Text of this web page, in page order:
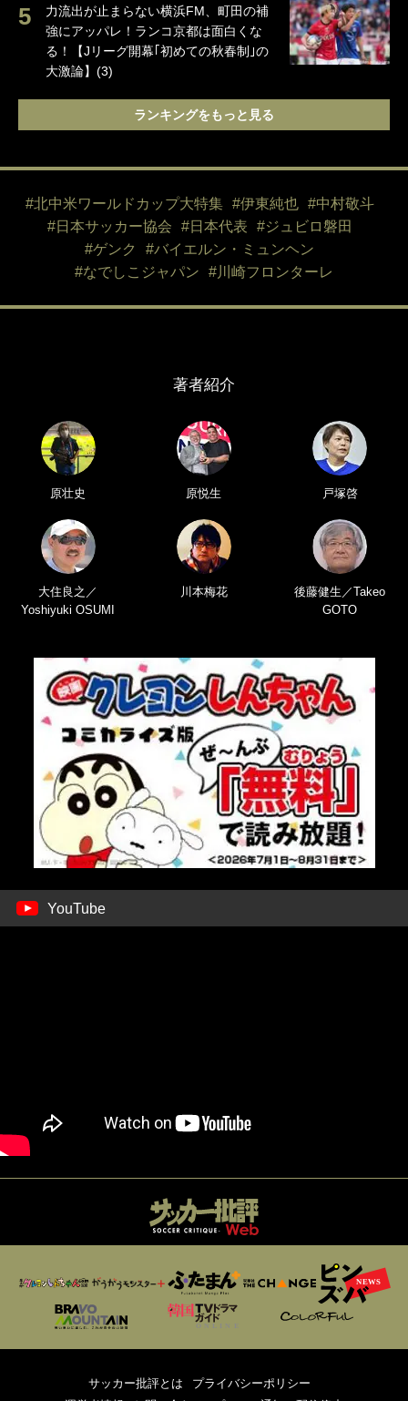
力流出が止まらない横浜FM、町田の補
強にアッパレ！ランコ京都は面白くな
る！【Jリーグ開幕｢初めての秋春制｣の
大激論】(3)
ランキングをもっと見る
#北中米ワールドカップ大特集 #伊東純也
#中村敬斗
#日本サッカー協会
#日本代表
#ジュビロ磐田
#ゲンク
#バイエルン・ミュンヘン
#なでしこジャパン
#川崎フロンターレ
著者紹介
原壮史 原悦生 戸塚啓
大住良之／
Yoshiyuki OSUMI
川本梅花
後藤健生／Takeo
GOTO
YouTube
サッカー批評とは
プライバシーポリシー